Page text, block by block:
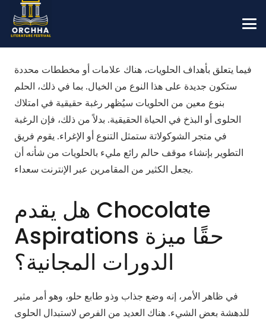
فيما يتعلق بأهداف الحلويات، هناك علامات أو مخططات محددة
ستكون جديدة على هذا النوع من الخيال. بما في ذلك، الحلم
بنوع معين من الحلويات سيُظهر رغبة حقيقية في امتلاك
الحلوى أو البذخ في الحياة الحقيقية. بدلاً من ذلك، فإن الرغبة
في متجر الشوكولاتة ستمثل التنوع أو الإغراء. يقوم فريق
التطوير بإنشاء موقف حالم رائع مليء بالحلويات من شأنه أن
يجعل الكثير من المقامرين عبر الإنترنت سعداء.
هل يقدم Chocolate
Aspirations حقًا ميزة
الدورات المجانية؟
في ظاهر الأمر، إنه وضع جذاب وذو طابع حلو، وهو أمر مثير
للدهشة بعض الشيء. هناك العديد من الفرص لاستبدال الحلوى